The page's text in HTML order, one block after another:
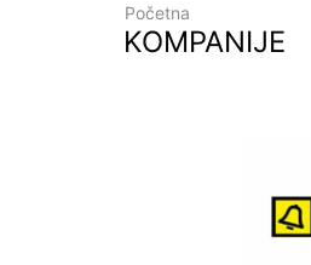
Početna
KOMPANIJE